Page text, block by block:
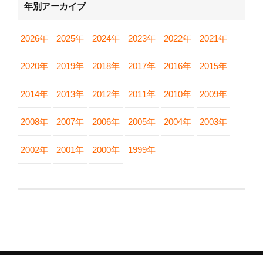
年別アーカイブ
2026年 2025年 2024年 2023年 2022年 2021年
2020年 2019年 2018年 2017年 2016年 2015年
2014年 2013年 2012年 2011年 2010年 2009年
2008年 2007年 2006年 2005年 2004年 2003年
2002年 2001年 2000年 1999年